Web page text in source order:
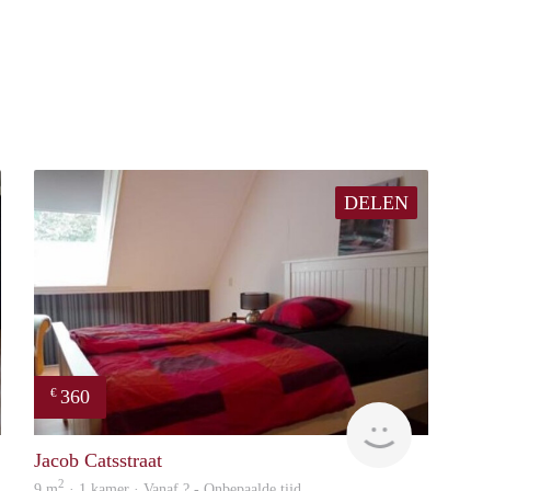
DELEN
€ 360
Woning
Jacob Catsstraat
2